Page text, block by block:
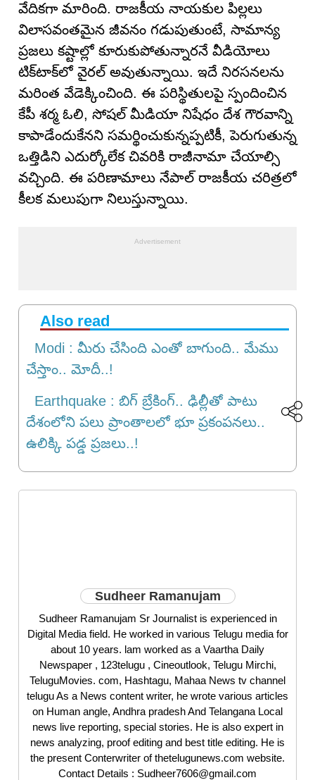
వేదికగా మారింది. రాజకీయ నాయకుల పిల్లలు
విలాసవంతమైన జీవనం గడుపుతుంటే, సామాన్య
ప్రజలు కష్టాల్లో కూరుకుపోతున్నారనే వీడియోలు
టిక్‌టాక్‌లో వైరల్ అవుతున్నాయి. ఇదే నిరసనలను
మరింత వేడెక్కించింది. ఈ పరిస్థితులపై స్పందించిన
కేపీ శర్మ ఓలి, సోషల్ మీడియా నిషేధం దేశ గౌరవాన్ని
కాపాడేందుకేనని సమర్థించుకున్నప్పటికీ, పెరుగుతున్న
ఒత్తిడిని ఎదుర్కోలేక చివరికి రాజీనామా చేయాల్సి
వచ్చింది. ఈ పరిణామాలు నేపాల్ రాజకీయ చరిత్రలో
కీలక మలుపుగా నిలుస్తున్నాయి.
Also read
Modi : మీరు చేసింది ఎంతో బాగుంది.. మేము
చేస్తాం.. మోదీ..!
Earthquake : బిగ్ బ్రేకింగ్‌.. ఢిల్లీతో పాటు
దేశంలోని ప‌లు ప్రాంతాల‌లో భూ ప్రకంప‌న‌లు..
ఉలిక్కి ప‌డ్డ ప్ర‌జ‌లు..!
Sudheer Ramanujam
Sudheer Ramanujam Sr Journalist is experienced in
Digital Media field. He worked in various Telugu media for
about 10 years. lam worked as a Vaartha Daily
Newspaper , 123telugu , Cineoutlook, Telugu Mirchi,
TeluguMovies. com, Hashtagu, Mahaa News tv channel
telugu As a News content writer, he wrote various articles
on Human angle, Andhra pradesh And Telangana Local
news live reporting, special stories. He is also expert in
news analyzing, proof editing and best title editing. He is
the present Conterwriter of thetelugunews.com website.
Contact Details : Sudheer7606@gmail.com